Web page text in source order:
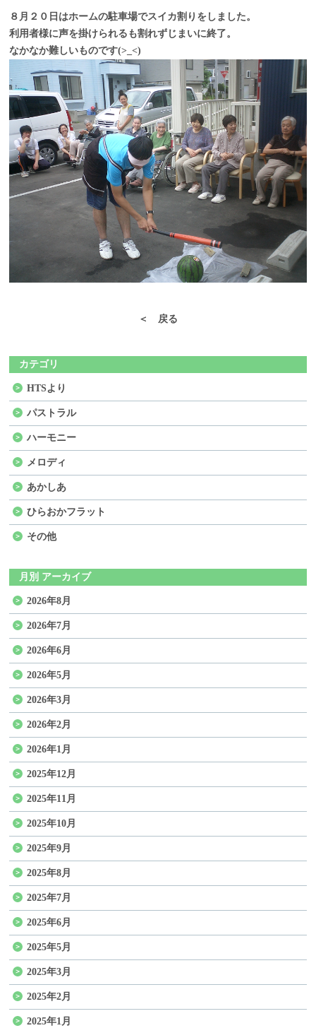
８月２０日はホームの駐車場でスイカ割りをしました。
利用者様に声を掛けられるも割れずじまいに終了。
なかなか難しいものです(>_<)
＜ 戻る
カテゴリ
HTSより
パストラル
ハーモニー
メロディ
あかしあ
ひらおかフラット
その他
月別 アーカイブ
2026年8月
2026年7月
2026年6月
2026年5月
2026年3月
2026年2月
2026年1月
2025年12月
2025年11月
2025年10月
2025年9月
2025年8月
2025年7月
2025年6月
2025年5月
2025年3月
2025年2月
2025年1月